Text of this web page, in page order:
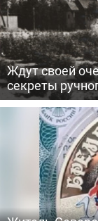
Ждут своей
секреты